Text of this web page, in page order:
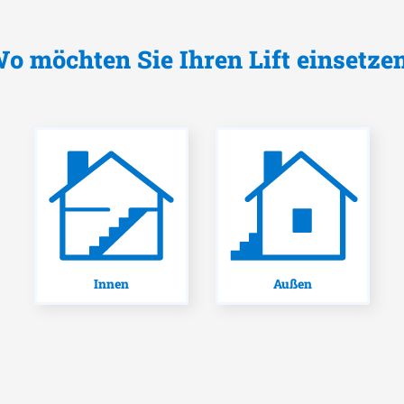
möchten Sie Ihren Lift
Innen Außen